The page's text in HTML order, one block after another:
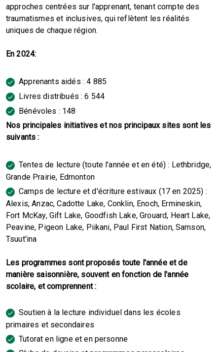
approches centrées sur l'apprenant, tenant compte des
traumatismes et inclusives, qui reflètent les réalités
uniques de chaque région.
En 2024:
Apprenants aidés : 4 885
Livres distribués : 6 544
Bénévoles : 148
Nos principales initiatives et nos principaux sites sont les
suivants :
Tentes de lecture (toute l'année et en été) : Lethbridge,
Grande Prairie, Edmonton
Camps de lecture et d'écriture estivaux (17 en 2025) :
Alexis, Anzac, Cadotte Lake, Conklin, Enoch, Ermineskin,
Fort McKay, Gift Lake, Goodfish Lake, Grouard, Heart Lake,
Peavine, Pigeon Lake, Piikani, Paul First Nation, Samson,
Tsuut'ina
Les programmes sont proposés toute l'année et de
manière saisonnière, souvent en fonction de l'année
scolaire, et comprennent :
Soutien à la lecture individuel dans les écoles
primaires et secondaires
Tutorat en ligne et en personne